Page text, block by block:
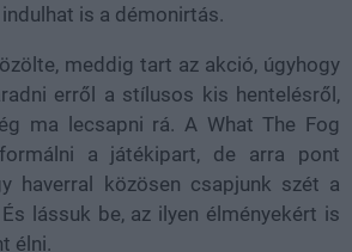
is a démonirtás.
meddig tart az akció, úgyhogy
erről a stílusos kis hentelésről,
ma lecsapni rá. A What The Fog
a játékipart, de arra pont
haverral közösen csapjunk szét a
lássuk be, az ilyen élményekért is
élni.